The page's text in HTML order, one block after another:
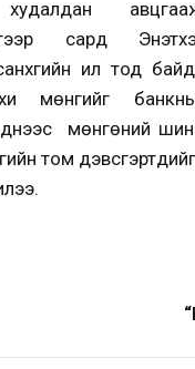
сард
ил тод
мөнгийг
мөнгөний
том